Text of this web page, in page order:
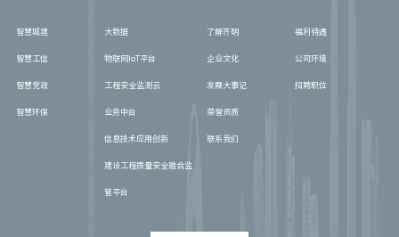
智慧城建 大数据 了解齐明 福利待遇
智慧工信 物联网loT平台 企业文化 公司环境
智慧党政 工程安全监测云 发展大事记 招聘职位
智慧环保 业务中台 荣誉资质
信息技术应用创新 联系我们
建设工程质量安全融合监
管平台